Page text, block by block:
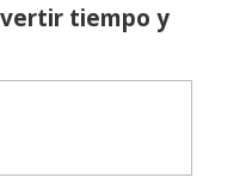
tiempo y